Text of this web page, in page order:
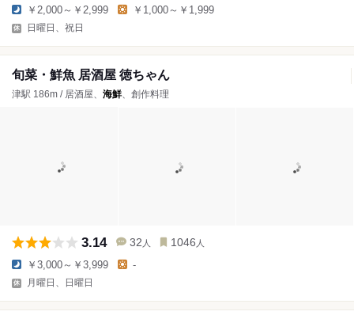
￥2,000～￥2,999 ￥1,000～￥1,999
日曜日、祝日
旬菜・鮮魚 居酒屋 徳ちゃん
津駅 186m / 居酒屋、 海鮮、創作料理
3.14 32 人 1046 人
￥3,000～￥3,999 -
月曜日、日曜日